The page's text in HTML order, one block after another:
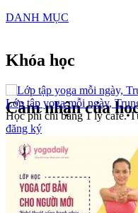
DANH MỤC
Khóa học
Lớp tập yoga mỗi ngày,
Học phí chỉ bằng 1 ly cafe.
đăng ký
Cảm nhận của